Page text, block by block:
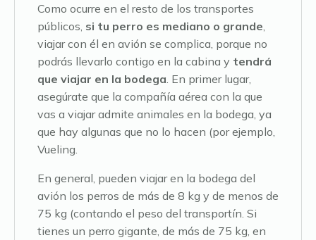
Como ocurre en el resto de los transportes
públicos, si tu perro es mediano o grande
viajar con él en avión se complica, porque no
podrás llevarlo contigo en la cabina y tendrá
que viajar en la bodega . En primer lugar,
asegúrate que la compañía aérea con la que
vas a viajar admite animales en la bodega, ya
que hay algunas que no lo hacen (por ejemplo,
Vueling.
En general, pueden viajar en la bodega del
avión los perros de más de 8 kg y de menos de
75 kg (contando el peso del transportín. Si
tienes un perro gigante, de más de 75 kg, en